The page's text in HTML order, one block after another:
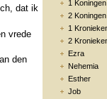
1 Koningen
2 Koningen
1
2
Ezra
Nehemia
Esther
Job
dat ik
vrede
den